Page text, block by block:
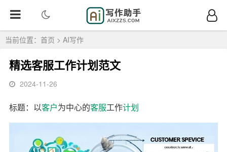
当前位置： 首页 > AI写作
精选客服工作计划范文
2024-11-26
标题：以客户为中心的客服工作计划